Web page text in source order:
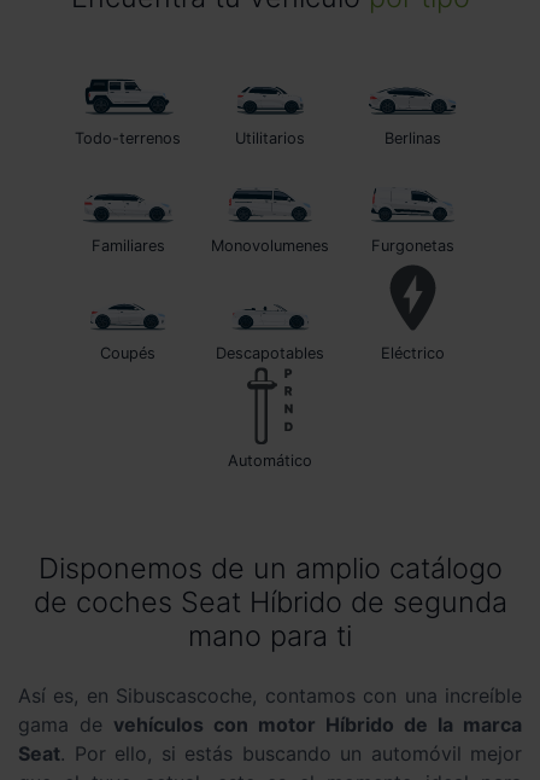
Todo-terrenos Utilitarios Berlinas
Familiares Monovolumenes Furgonetas
Coupés Descapotables Eléctrico
automático
Disponemos de un amplio catálogo
de coches Seat Híbrido de segunda
mano para ti
Así es, en Sibuscascoche, contamos con una increíble
gama de vehículos con motor Híbrido de la marca
Seat. Por ello, si estás buscando un automóvil mejor